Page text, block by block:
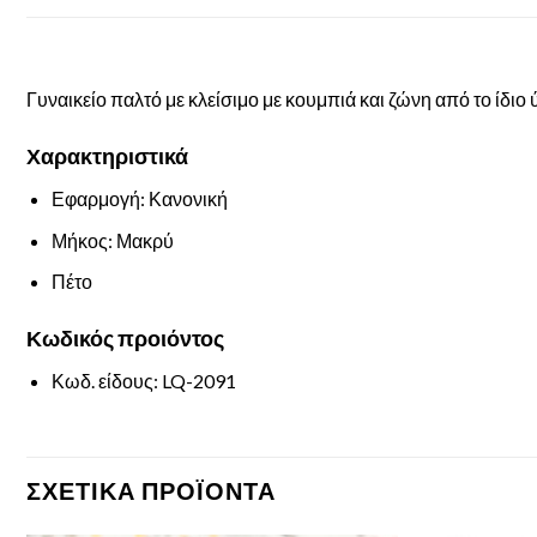
Γυναικείο παλτό με κλείσιμο με κουμπιά και ζώνη από το
Χαρακτηριστικά
Εφαρμογή: Κανονική
Μήκος: Μακρύ
Πέτο
Κωδικός προιόντος
Κωδ. είδους: LQ-2091
ΣΧΕΤΙΚΆ ΠΡΟΪΌΝΤΑ